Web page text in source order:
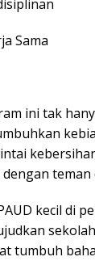
Sama
ini tak
dengan teman
kecil di
tumbuh